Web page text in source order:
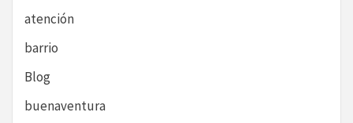
atención
barrio
Blog
buenaventura